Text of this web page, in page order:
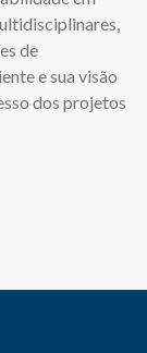
de
e sua visão
dos projetos